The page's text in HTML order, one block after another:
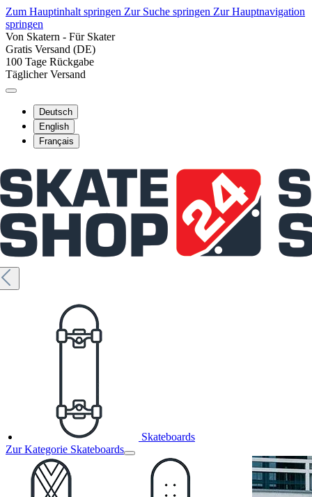
Zum Hauptinhalt springen Zur Suche springen Zur Hauptnavigation
springen
Von Skatern - Für Skater
Gratis Versand (DE)
100 Tage Rückgabe
Täglicher Versand
Deutsch
English
Français
Skateboards
Zur Kategorie Skateboards